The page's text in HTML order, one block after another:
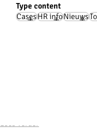
Type content
CasesHR infoNieuws
Lees verder